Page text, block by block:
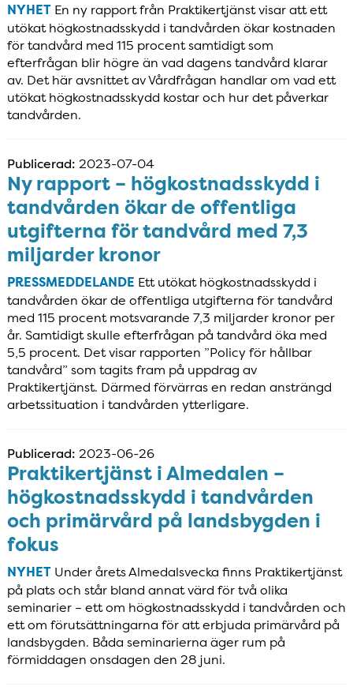
NYHET En ny rapport från Praktikertjänst visar att ett
utökat högkostnadsskydd i tandvården ökar kostnaden
för tandvård med 115 procent samtidigt som
efterfrågan blir högre än vad dagens tandvård klarar
av. Det här avsnittet av Vårdfrågan handlar om vad ett
utökat högkostnadsskydd kostar och hur det påverkar
tandvården.
Publicerad: 2023-07-04
Ny rapport – högkostnadsskydd i
tandvården ökar de offentliga
utgifterna för tandvård med 7,3
miljarder kronor
PRESSMEDDELANDE Ett utökat högkostnadsskydd i
tandvården ökar de offentliga utgifterna för tandvård
med 115 procent motsvarande 7,3 miljarder kronor per
år. Samtidigt skulle efterfrågan på tandvård öka med
5,5 procent. Det visar rapporten ”Policy för hållbar
tandvård” som tagits fram på uppdrag av
Praktikertjänst. Därmed förvärras en redan ansträngd
arbetssituation i tandvården ytterligare.
Publicerad: 2023-06-26
Praktikertjänst i Almedalen –
högkostnadsskydd i tandvården
och primärvård på landsbygden i
fokus
NYHET Under årets Almedalsvecka finns Praktikertjänst
på plats och står bland annat värd för två olika
seminarier – ett om högkostnadsskydd i tandvården och
ett om förutsättningarna för att erbjuda primärvård på
landsbygden. Båda seminarierna äger rum på
förmiddagen onsdagen den 28 juni.